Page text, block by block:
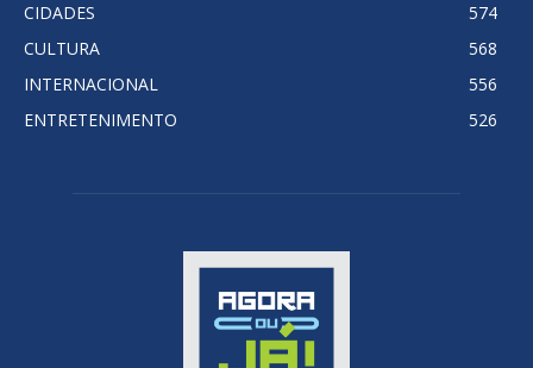
CIDADES
574
CULTURA
568
INTERNACIONAL
556
ENTRETENIMENTO
526